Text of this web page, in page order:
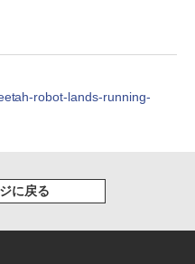
ver.)
やかんの麦茶 from 爽健美茶 ラ
ヤニ吸うふたり 9巻 (デジタル
ンコミックス)
robot-lands-running-
に戻る